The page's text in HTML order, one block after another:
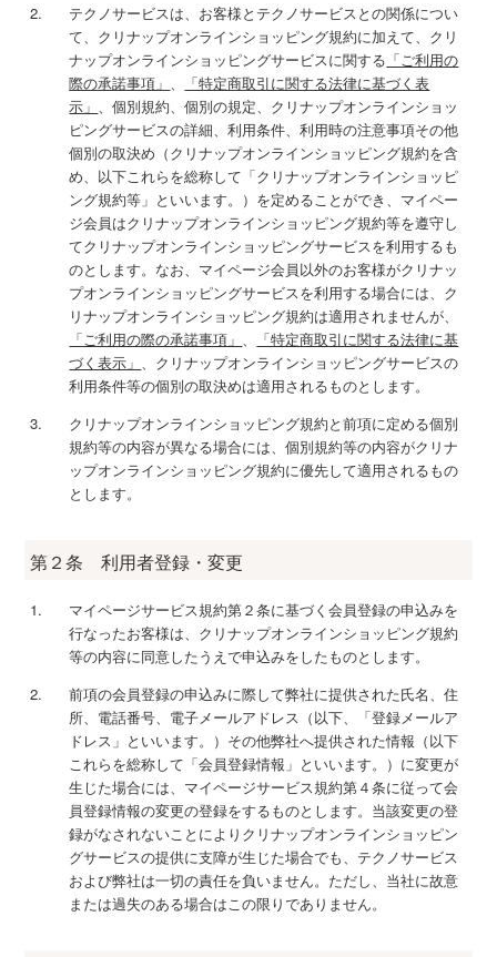
テクノサービスは、お客様とテクノサービスとの関係につい
て、クリナップオンラインショッピング規約に加えて、クリ
ナップオンラインショッピングサービスに関する 「ご利用の
際の承諾事項」
「特定商取引に関する法律に基づく表
示」
、個別規約、個別の規定、クリナップオンラインショッ
ピングサービスの詳細、利用条件、利用時の注意事項その他
個別の取決め（クリナップオンラインショッピング規約を含
め、以下これらを総称して「クリナップオンラインショッピ
ング規約等」といいます。）を定めることができ、マイペー
ジ会員はクリナップオンラインショッピング規約等を遵守し
てクリナップオンラインショッピングサービスを利用するも
のとします。なお、マイページ会員以外のお客様がクリナッ
プオンラインショッピングサービスを利用する場合には、ク
リナップオンラインショッピング規約は適用されませんが、
「ご利用の際の承諾事項」
「特定商取引に関する法律に基
づく表示」
、クリナップオンラインショッピングサービスの
利用条件等の個別の取決めは適用されるものとします。
クリナップオンラインショッピング規約と前項に定める個別
規約等の内容が異なる場合には、個別規約等の内容がクリナ
ップオンラインショッピング規約に優先して適用されるもの
とします。
第２条 利用者登録・変更
マイページサービス規約第２条に基づく会員登録の申込みを
行なったお客様は、クリナップオンラインショッピング規約
等の内容に同意したうえで申込みをしたものとします。
前項の会員登録の申込みに際して弊社に提供された氏名、住
所、電話番号、電子メールアドレス（以下、「登録メールア
ドレス」といいます。）その他弊社へ提供された情報（以下
これらを総称して「会員登録情報」といいます。）に変更が
生じた場合には、マイページサービス規約第４条に従って会
員登録情報の変更の登録をするものとします。当該変更の登
録がなされないことによりクリナップオンラインショッピン
グサービスの提供に支障が生じた場合でも、テクノサービス
および弊社は一切の責任を負いません。ただし、当社に故意
または過失のある場合はこの限りでありません。